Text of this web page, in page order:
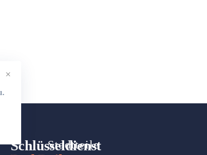
×
Schlüsseldienst
Stadtteile